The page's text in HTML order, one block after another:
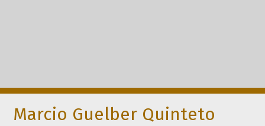
Marcio Guelber Quinteto